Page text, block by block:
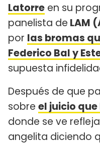
Latorre en su
panelista de LAM
por las bromas
Federico Bal y
supuesta
Después de que
sobre el juicio que
donde se ve
angelita diciendo